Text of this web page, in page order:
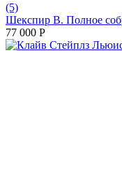
(5)
Шекспир В. Полное
77 000 Р